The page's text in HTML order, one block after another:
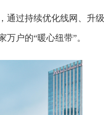
通过持续优化线网、升
户的“暖心纽带”。